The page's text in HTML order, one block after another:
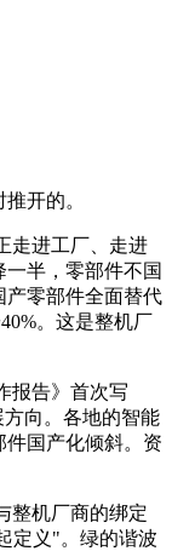
开的。
走进工厂、走进
半，零部件不国
产零部件全面替代
。这是整机厂
报告》首次写
向。各地的智能
国产化倾斜。资
整机厂商的绑定
定义"。绿的谐波